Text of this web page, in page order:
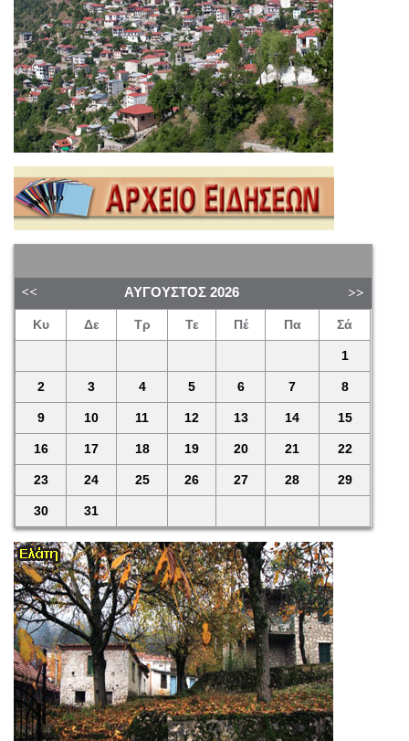
ΑΎΓΟΥΣΤΟΣ 2026
Κυ Δε Τρ Τε Πέ Πα Σά
1
2 3 4 5 6 7 8
9 10 11 12 13 14 15
16 17 18 19 20 21 22
23 24 25 26 27 28 29
30 31